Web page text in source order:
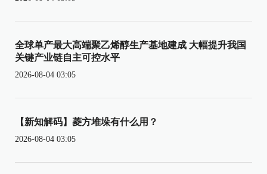
全球单产最大高端聚乙烯醇生产基地建成 大幅提升我国
关键产业链自主可控水平
2026-08-04 03:05
【新知解码】菱方堆垛有什么用？
2026-08-04 03:05